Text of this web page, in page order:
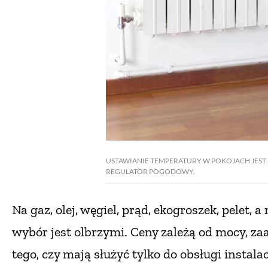
USTAWIANIE TEMPERATURY W POKOJACH
REGULATOR POGODOWY.
Na gaz, olej, węgiel, prąd, ekogroszek, pelet,
wybór jest olbrzymi. Ceny zależą od mocy,
tego, czy mają służyć tylko do obsługi